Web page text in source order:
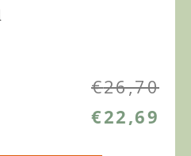
€26,70
€22,69